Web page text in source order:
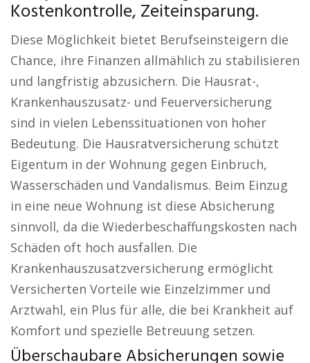
Kostenkontrolle, Zeiteinsparung.
Diese Möglichkeit bietet Berufseinsteigern die
Chance, ihre Finanzen allmählich zu stabilisieren
und langfristig abzusichern. Die Hausrat-,
Krankenhauszusatz- und Feuerversicherung
sind in vielen Lebenssituationen von hoher
Bedeutung. Die Hausratversicherung schützt
Eigentum in der Wohnung gegen Einbruch,
Wasserschäden und Vandalismus. Beim Einzug
in eine neue Wohnung ist diese Absicherung
sinnvoll, da die Wiederbeschaffungskosten nach
Schäden oft hoch ausfallen. Die
Krankenhauszusatzversicherung ermöglicht
Versicherten Vorteile wie Einzelzimmer und
Arztwahl, ein Plus für alle, die bei Krankheit auf
Komfort und spezielle Betreuung setzen.
Überschaubare Absicherungen sowie